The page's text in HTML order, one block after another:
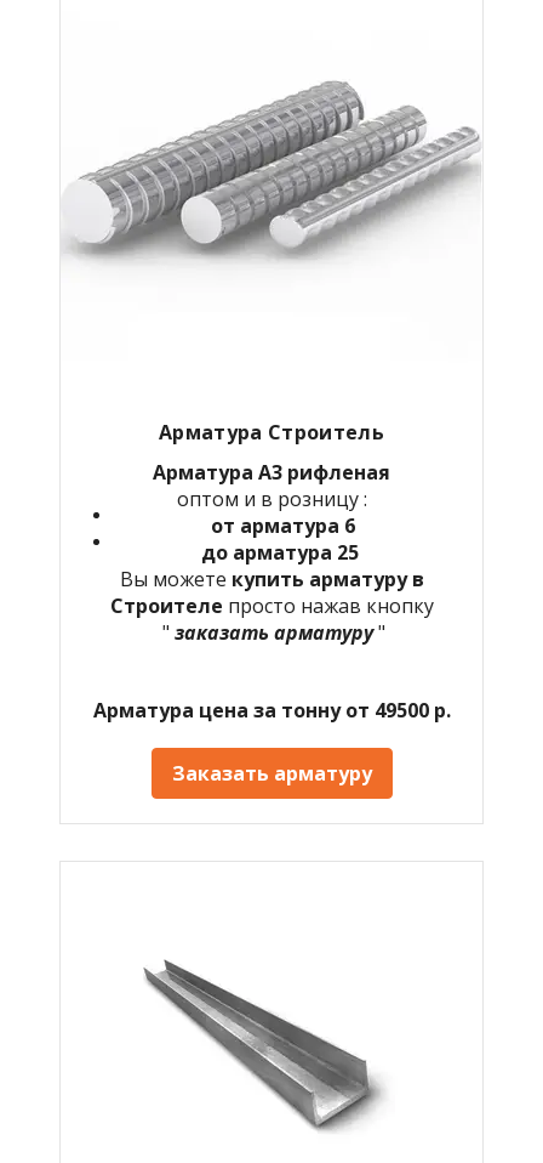
Арматура Строитель
Арматура А3 рифленая
оптом и в розницу :
от арматура 6
до арматура 25
Вы можете купить арматуру в
Строителе просто нажав кнопку
" заказать арматуру"
Арматура цена за тонну от 49500 р.
Заказать арматуру